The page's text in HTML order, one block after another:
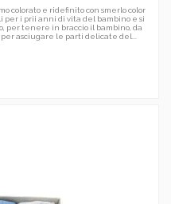
colorato e ridefinito con smerlo color
per i prii anni di vita del bambino e si
per tenere in braccio il bambino, da
asciugare le parti delicate del...